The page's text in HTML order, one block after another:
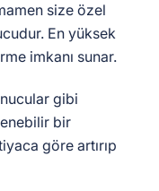
size özel
En yüksek
imkanı sunar.
gibi
bir
göre artırıp